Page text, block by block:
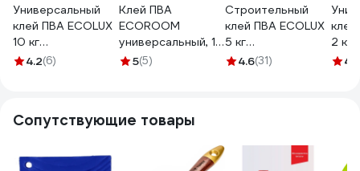
Универсальный
клей ПВА ECOLUX
10 кг
4607133681357
4.2(6)
Клей ПВА
ECOROOM
универсальный, 10
кг E-Клей-89/10
5(5)
Строительный
клей ПВА ECOLUX
5 кг
4607133681289
4.6(31)
клей
2 кг
4.2
Сопутствующие товары